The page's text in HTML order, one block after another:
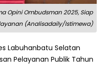
Opini Ombudsman 2025, Siap
(Analisadaily/Istimewa)
Labuhanbatu Selatan
Pelayanan Publik Tahun